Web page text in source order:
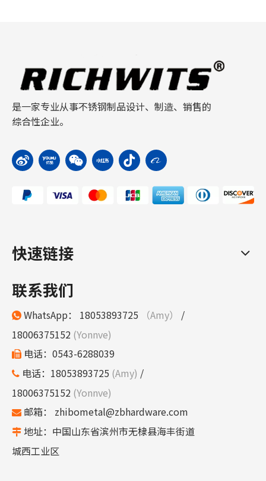
是一家专业从事不锈钢制品设计、制造、销售的
综合性企业。
快速链接
联系我们
 WhatsApp： 18053893725 （Amy） /
18006375152 (Yonnve)
 电话：0543-6288039
 电话：18053893725 (Amy) /
18006375152 (Yonnve)
 邮箱： zhibometal@zbhardware.com
 地址：中国山东省滨州市无棣县海丰街道
城西工业区